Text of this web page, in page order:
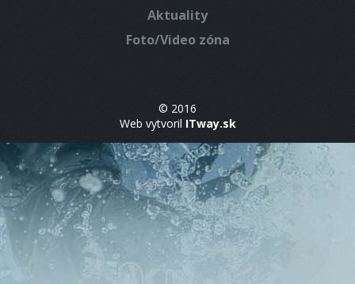
Aktuality
Foto/Video zóna
© 2016
Web vytvoril ITway.sk